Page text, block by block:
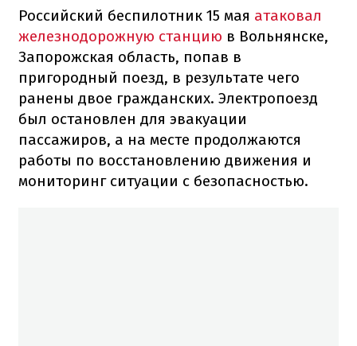
Российский беспилотник 15 мая атаковал
железнодорожную станцию в Вольнянске,
Запорожская область, попав в
пригородный поезд, в результате чего
ранены двое гражданских. Электропоезд
был остановлен для эвакуации
пассажиров, а на месте продолжаются
работы по восстановлению движения и
мониторинг ситуации с безопасностью.